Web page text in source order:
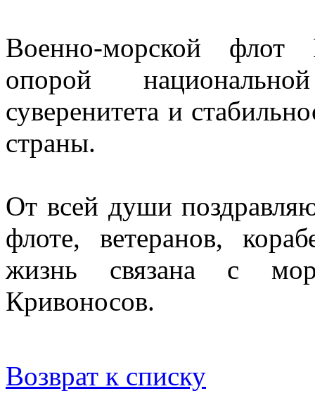
Военно-морской флот
опорой
суверенитета и
страны.
От всей души
флоте, ветеранов,
жизнь связана с
Кривоносов.
Возврат к списку